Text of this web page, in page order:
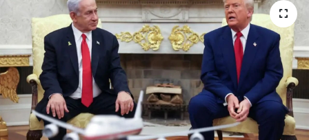
Gündem
İlim & İrfan
Kültür & Sanat
KURDÎ